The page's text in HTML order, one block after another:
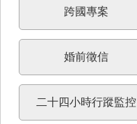
跨國專案
婚前徵信
二十四小時行蹤監控